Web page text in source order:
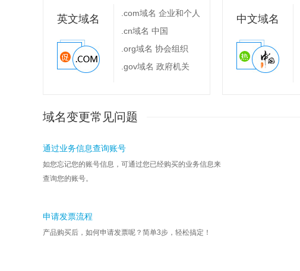
英文域名
.com域名 企业和个人
.cn域名 中国
.org域名 协会组织
.gov域名 政府机关
中文域名
域名变更常见问题
通过业务信息查询账号
如您忘记您的账号信息，可通过您已经购买的业务信息来
查询您的账号。
申请发票流程
产品购买后，如何申请发票呢？简单3步，轻松搞定！